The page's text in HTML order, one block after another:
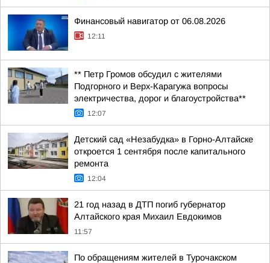
Финансовый навигатор от 06.08.2026
12:11
** Петр Громов обсудил с жителями
Подгорного и Верх-Карагужа вопросы
электричества, дорог и благоустройства**
12:07
Детский сад «Незабудка» в Горно-Алтайске
откроется 1 сентября после капитального
ремонта
12:04
21 год назад в ДТП погиб губернатор
Алтайского края Михаил Евдокимов
11:57
По обращениям жителей в Турочакском